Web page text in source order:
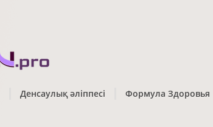
Денсаулық әліппесі Формула Здоровья